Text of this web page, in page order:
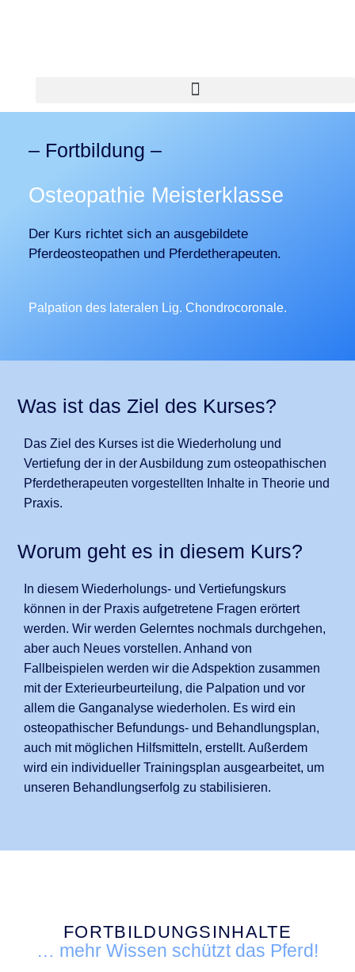
– Fortbildung –
Osteopathie Meisterklasse
Der Kurs richtet sich an ausgebildete
Pferdeosteopathen und Pferdetherapeuten.
Palpation des lateralen Lig. Chondrocoronale.
Was ist das Ziel des Kurses?
Das Ziel des Kurses ist die Wiederholung und
Vertiefung der in der Ausbildung zum osteopathischen
Pferdetherapeuten vorgestellten Inhalte in Theorie und
Praxis.
Worum geht es in diesem Kurs?
In diesem Wiederholungs- und Vertiefungskurs
können in der Praxis aufgetretene Fragen erörtert
werden. Wir werden Gelerntes nochmals durchgehen,
aber auch Neues vorstellen. Anhand von
Fallbeispielen werden wir die Adspektion zusammen
mit der Exterieurbeurteilung, die Palpation und vor
allem die Ganganalyse wiederholen. Es wird ein
osteopathischer Befundungs- und Behandlungsplan,
auch mit möglichen Hilfsmitteln, erstellt. Außerdem
wird ein individueller Trainingsplan ausgearbeitet, um
unseren Behandlungserfolg zu stabilisieren.
FORTBILDUNGSINHALTE
… mehr Wissen schützt das Pferd!